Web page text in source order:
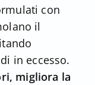
con
il
in eccesso.
migliora la